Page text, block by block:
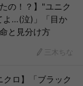
の！？】"ユニク
よ…(泣)」「目か
と見分け方
三木ちな
ロ】「ブラック